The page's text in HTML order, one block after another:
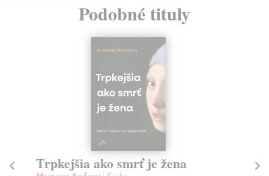
Podobné tituly
Trpkejšia ako smrť je žena